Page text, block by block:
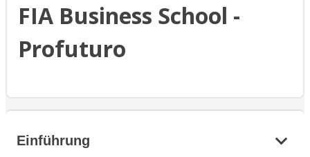
FIA Business School -
Profuturo
Einführung